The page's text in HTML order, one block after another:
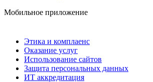
Мобильное приложение
Этика и комплаенс
Оказание услуг
Использование сайтов
Защита персональных данных
ИТ аккредитация